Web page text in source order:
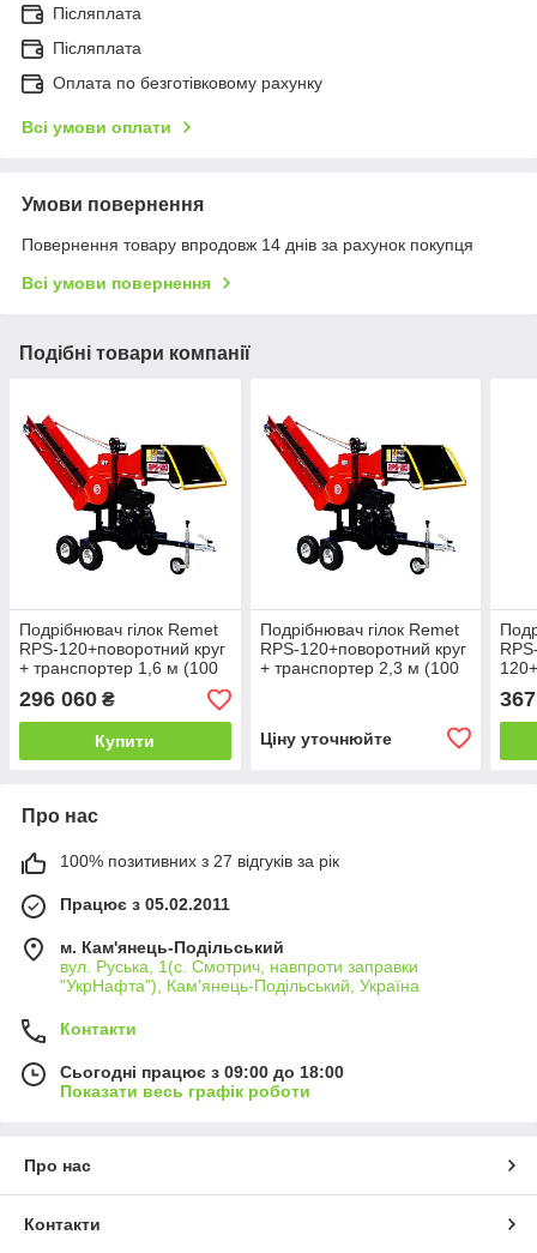
Післяплата
Післяплата
Оплата по безготівковому рахунку
Всі умови оплати
Умови повернення
Повернення товару впродовж 14 днів за рахунок покупця
Всі умови повернення
Подібні товари компанії
Подрібнювач гілок Remet
RPS-120+поворотний круг
+ транспортер 1,6 м (100
мм, 6 ножів, 16 л.с./
бензин)
296 060 ₴
Купити
Подрібнювач гілок Remet
RPS-120+поворотний круг
+ транспортер 2,3 м (100
Ціну уточнюйте
Про нас
100% позитивних з 27 відгуків за рік
Працює з 05.02.2011
м. Кам'янець-Подільський
вул. Руська, 1(с. Смотрич, навпроти заправки
"УкрНафта"), Кам'янець-Подільський, Україна
Контакти
Сьогодні працює з 09:00 до 18:00
Показати весь графік роботи
Про нас
Контакти